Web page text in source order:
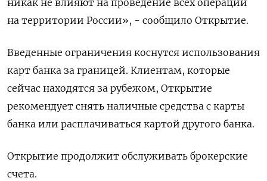
никак не влияют на проведение всех операций
на территории России», - сообщило Открытие.
Введенные ограничения коснутся использования
карт банка за границей. Клиентам, которые
сейчас находятся за рубежом, Открытие
рекомендует снять наличные средства с карты
банка или расплачиваться картой другого банка.
Открытие продолжит обслуживать брокерские
счета.